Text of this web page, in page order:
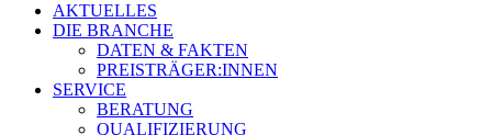
AKTUELLES
DIE BRANCHE
DATEN & FAKTEN
PREISTRÄGER:INNEN
SERVICE
BERATUNG
QUALIFIZIERUNG